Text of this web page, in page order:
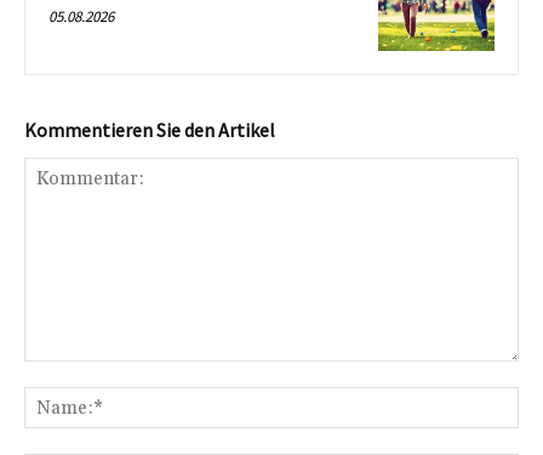
05.08.2026
Kommentieren Sie den Artikel